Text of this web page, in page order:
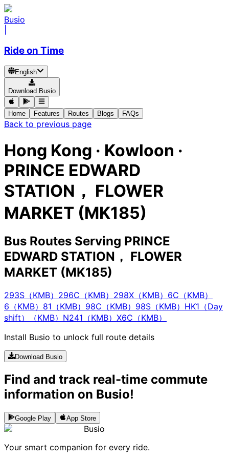
Busio
Ride on Time
English
Download Busio
Home Features Routes Blogs FAQs
Back to previous page
Hong Kong · Kowloon ·
PRINCE EDWARD
STATION， FLOWER
MARKET (MK185)
Bus Routes Serving PRINCE
EDWARD STATION， FLOWER
MARKET (MK185)
293S（KMB） 296C（KMB） 298X（KMB） 6C（KMB）
6（KMB） 81（KMB） 98C（KMB） 98S（KMB） HK1（Day
shift）（KMB） N241（KMB） X6C（KMB）
Install Busio to unlock full route details
Download Busio
Find and track real-time commute
information on Busio!
Google Play App Store
Busio
Your smart companion for every ride.